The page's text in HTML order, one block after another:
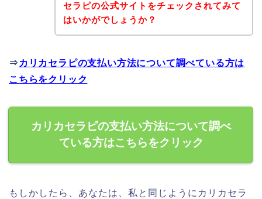
セラピの公式サイトをチェックされてみて
はいかがでしょうか？
⇒ カリカセラピの支払い方法について調べている方は
こちらをクリック
カリカセラピの支払い方法について調べ
ている方はこちらをクリック
もしかしたら、あなたは、私と同じようにカリカセラ